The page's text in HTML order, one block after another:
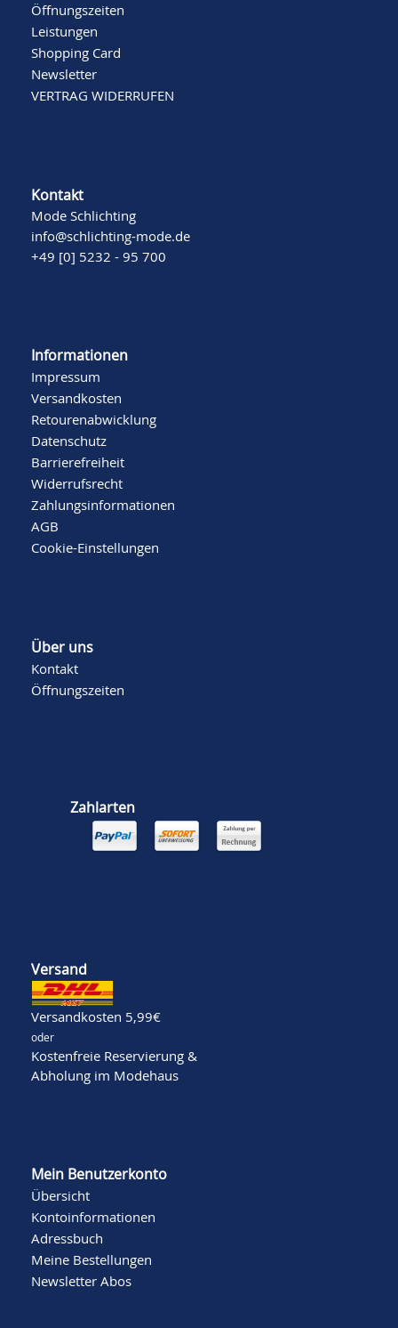
Öffnungszeiten
Leistungen
Shopping Card
Newsletter
VERTRAG WIDERRUFEN
Kontakt
Mode Schlichting
info@schlichting-mode.de
+49 [0] 5232 - 95 700
Informationen
Impressum
Versandkosten
Retourenabwicklung
Datenschutz
Barrierefreiheit
Widerrufsrecht
Zahlungsinformationen
AGB
Cookie-Einstellungen
Über uns
Kontakt
Öffnungszeiten
Zahlarten
Versand
Versandkosten 5,99€
oder
Kostenfreie Reservierung &
Abholung im Modehaus
Mein Benutzerkonto
Übersicht
Kontoinformationen
Adressbuch
Meine Bestellungen
Newsletter Abos